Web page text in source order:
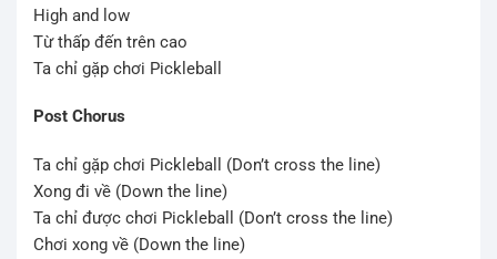
High and low
Từ thấp đến trên cao
Ta chỉ gặp chơi Pickleball
Post Chorus
Ta chỉ gặp chơi Pickleball (Don’t cross the line)
Xong đi về (Down the line)
Ta chỉ được chơi Pickleball (Don’t cross the line)
Chơi xong về (Down the line)